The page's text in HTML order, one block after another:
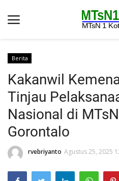
Beranda
Berita
Kontak
Galeri
OPINI
Syarat dan Ketentuan
Berita
Kakanwil
Tinjau
Nasional di
Gorontalo
rvebriyanto Agustus 25, 2025